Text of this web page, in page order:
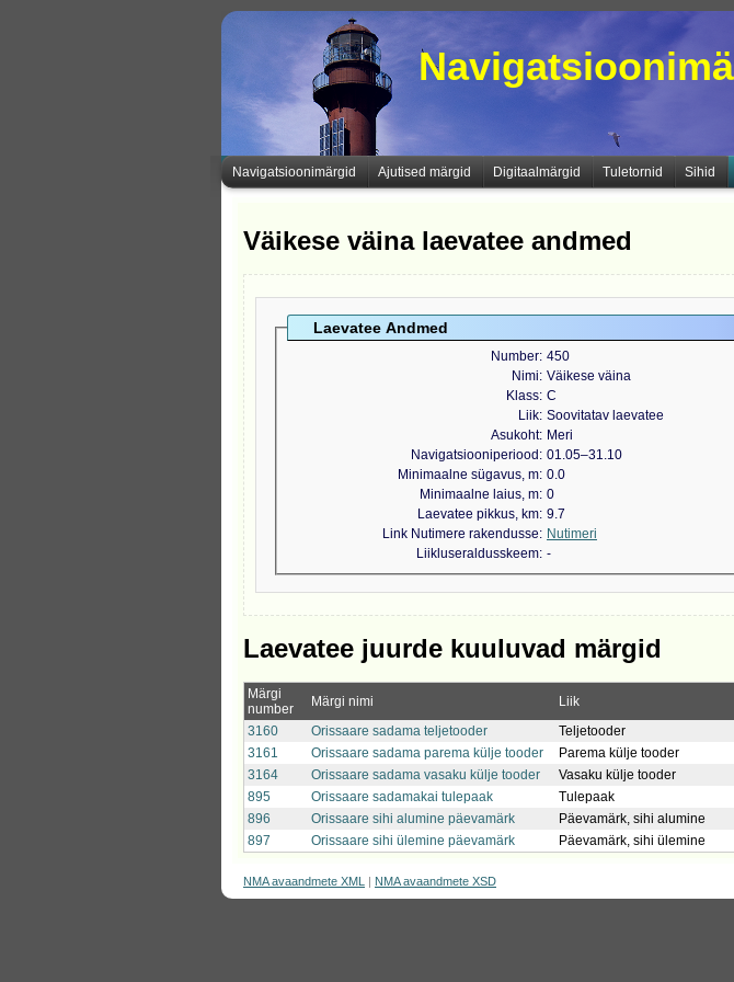
Navigatsioonimärgid Ajutised märgid Digitaalmärgid Tuletornid Sihid
Väikese väina laevatee andmed
Laevatee Andmed
Number 450
Nimi Väikese väina
Klass C
Liik Soovitatav laevatee
Asukoht
Meri
Navigatsiooniperiood
01.05‒31.10
Minimaalne sügavus, m 0.0
Minimaalne laius, m 0
Laevatee pikkus, km 9.7
Link Nutimere rakendusse
Nutimeri
Liikluseraldusskeem -
Laevatee juurde kuuluvad märgid
Märgi
number
Märgi nimi Liik
3160
Orissaare sadama teljetooder Teljetooder
3161
Orissaare sadama parema külje tooder Parema külje tooder
3164
Orissaare sadama vasaku külje tooder Vasaku külje tooder
895
Orissaare sadamakai tulepaak Tulepaak
896
Orissaare sihi alumine päevamärk Päevamärk, sihi alumine
897
Orissaare sihi ülemine päevamärk Päevamärk, sihi ülemine
NMA avaandmete XML | NMA avaandmete XSD